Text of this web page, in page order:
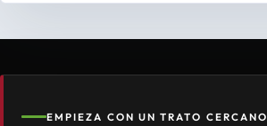
EMPIEZA CON UN TRATO CERCANO